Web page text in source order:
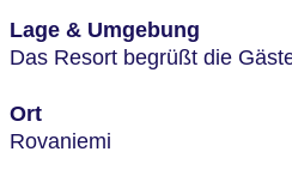
Lage & Umgebung
Das Resort begrüßt die
Ort
Rovaniemi